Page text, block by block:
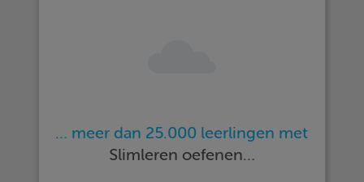
… meer dan 25.000 leerlingen met
Slimleren oefenen…